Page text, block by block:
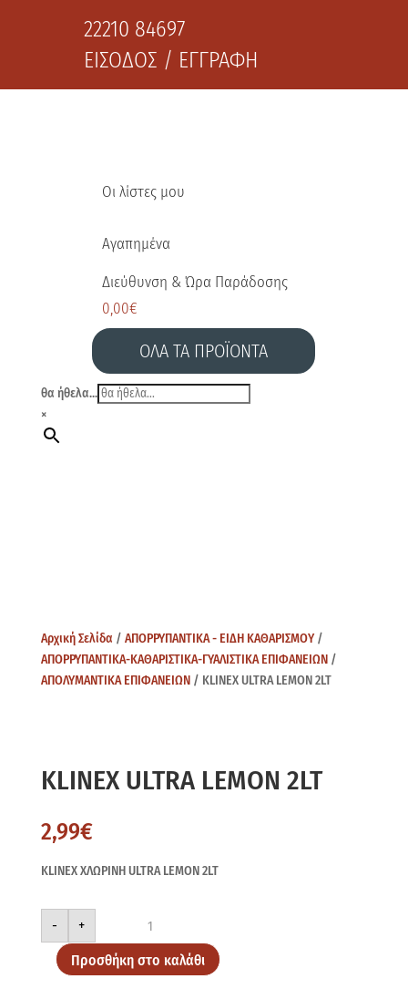
22210 84697
ΕΙΣΟΔΟΣ / ΕΓΓΡΑΦΗ
Οι λίστες μου
Αγαπημένα
Διεύθυνση & Ώρα Παράδοσης
0,00€
ΟΛΑ ΤΑ ΠΡΟΪΟΝΤΑ
θα ήθελα...
×
Αρχική Σελίδα / ΑΠΟΡΡΥΠΑΝΤΙΚΑ - ΕΙΔΗ ΚΑΘΑΡΙΣΜΟΥ/
ΑΠΟΡΡΥΠΑΝΤΙΚΑ-ΚΑΘΑΡΙΣΤΙΚΑ-ΓΥΑΛΙΣΤΙΚΑ ΕΠΙΦΑΝΕΙΩΝ/
ΑΠΟΛΥΜΑΝΤΙΚΑ ΕΠΙΦΑΝΕΙΩΝ/ KLINEX ULTRA LEMON 2LT
KLINEX ULTRA LEMON 2LT
2,99€
KLINEX ΧΛΩΡINH ULTRA LEMON 2LT
-
KLINEX
LEMON
2LT
ποσότητα
+
Προσθήκη στο καλάθι